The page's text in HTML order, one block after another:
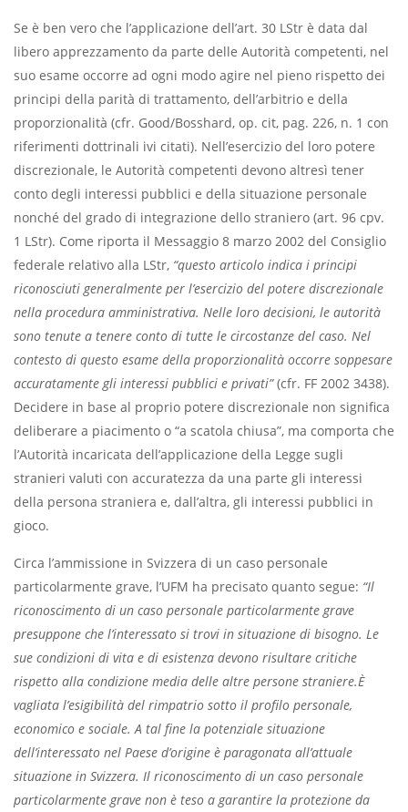
Se è ben vero che l’applicazione dell’art. 30 LStr è data dal
libero apprezzamento da parte delle Autorità competenti, nel
suo esame occorre ad ogni modo agire nel pieno rispetto dei
principi della parità di trattamento, dell’arbitrio e della
proporzionalità (cfr. Good/Bosshard, op. cit, pag. 226, n. 1 con
riferimenti dottrinali ivi citati). Nell’esercizio del loro potere
discrezionale, le Autorità competenti devono altresì tener
conto degli interessi pubblici e della situazione personale
nonché del grado di integrazione dello straniero (art. 96 cpv.
1 LStr). Come riporta il Messaggio 8 marzo 2002 del Consiglio
federale relativo alla LStr, “questo articolo indica i principi
riconosciuti generalmente per l’esercizio del potere discrezionale
nella procedura amministrativa. Nelle loro decisioni, le autorità
sono tenute a tenere conto di tutte le circostanze del caso. Nel
contesto di questo esame della proporzionalità occorre soppesare
accuratamente gli interessi pubblici e privati”(cfr. FF 2002 3438).
Decidere in base al proprio potere discrezionale non significa
deliberare a piacimento o “a scatola chiusa”, ma comporta che
l’Autorità incaricata dell’applicazione della Legge sugli
stranieri valuti con accuratezza da una parte gli interessi
della persona straniera e, dall’altra, gli interessi pubblici in
gioco.
Circa l’ammissione in Svizzera di un caso personale
particolarmente grave, l’UFM ha precisato quanto segue: “Il
riconoscimento di un caso personale particolarmente grave
presuppone che l’interessato si trovi in situazione di bisogno. Le
sue condizioni di vita e di esistenza devono risultare critiche
rispetto alla condizione media delle altre persone straniere.È
vagliata l’esigibilità del rimpatrio sotto il profilo personale,
economico e sociale. A tal fine la potenziale situazione
dell’interessato nel Paese d’origine è paragonata all’attuale
situazione in Svizzera. Il riconoscimento di un caso personale
particolarmente grave non è teso a garantire la protezione da